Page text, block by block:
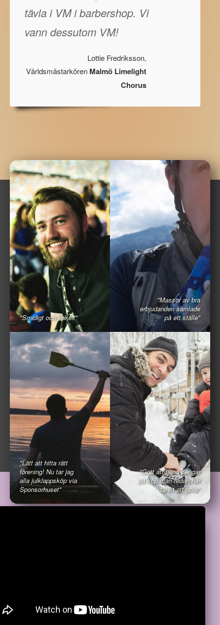
tävla i VM i barbershop. Vi
vann dessutom VM!
Lottie Fredriksson,
Världsmästarkören Malmö Limelight
Chorus
"Smidigt och enkelt"
"Massor av bra
erbjudanden samlade
på ett ställe"
"Lätt att hitta rätt
förening! Nu tar jag
alla julklappsköp via
Sponsorhuset"
"Gott att tjäna pengar
på köp man redan har
tänkt att göra"